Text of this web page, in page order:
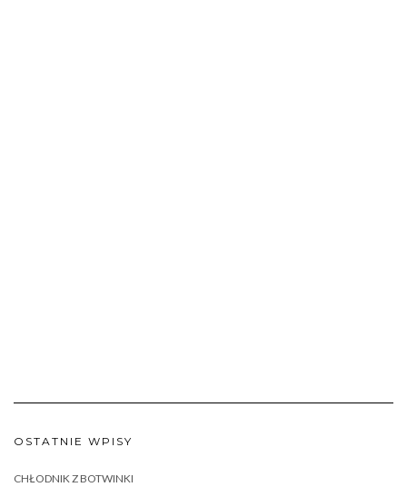
OSTATNIE WPISY
CHŁODNIK Z BOTWINKI